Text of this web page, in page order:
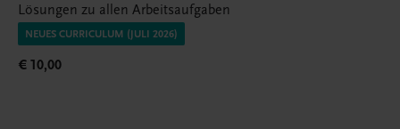
Lösungen zu allen Arbeitsaufgaben
NEUES CURRICULUM (JULI 2026)
€ 10,00